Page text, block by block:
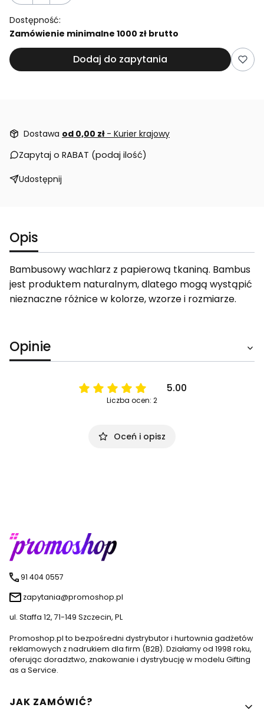
Dostępność:
Zamówienie minimalne 1000 zł brutto
Dodaj do zapytania
Dostawa od 0,00 zł - Kurier krajowy
Zapytaj o RABAT (podaj ilość)
Udostępnij
Opis
Bambusowy wachlarz z papierową tkaniną. Bambus
jest produktem naturalnym, dlatego mogą wystąpić
nieznaczne różnice w kolorze, wzorze i rozmiarze.
Opinie
5.00
Liczba ocen: 2
Oceń i opisz
91 404 0557
zapytania@promoshop.pl
ul. Staffa 12, 71-149 Szczecin, PL
Promoshop.pl to bezpośredni dystrybutor i hurtownia gadżetów
reklamowych z nadrukiem dla firm (B2B). Działamy od 1998 roku,
oferując doradztwo, znakowanie i dystrybucję w modelu Gifting
as a Service.
Linki w stopce
JAK ZAMÓWIĆ?